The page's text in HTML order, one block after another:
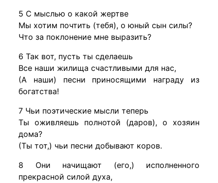
5 С мыслью о какой жертве
Мы хотим почтить (тебя), о юный сын силы?
Что за поклонение мне выразить?
6 Так вот, пусть ты сделаешь
Все наши жилища счастливыми для нас,
(А наши) песни приносящими награду из
богатства!
7 Чьи поэтические мысли теперь
Ты оживляешь полнотой (даров), о хозяин
дома?
(Ты тот,) чьи песни добывают коров.
8 Они начищают (его,) исполненного
прекрасной силой духа,